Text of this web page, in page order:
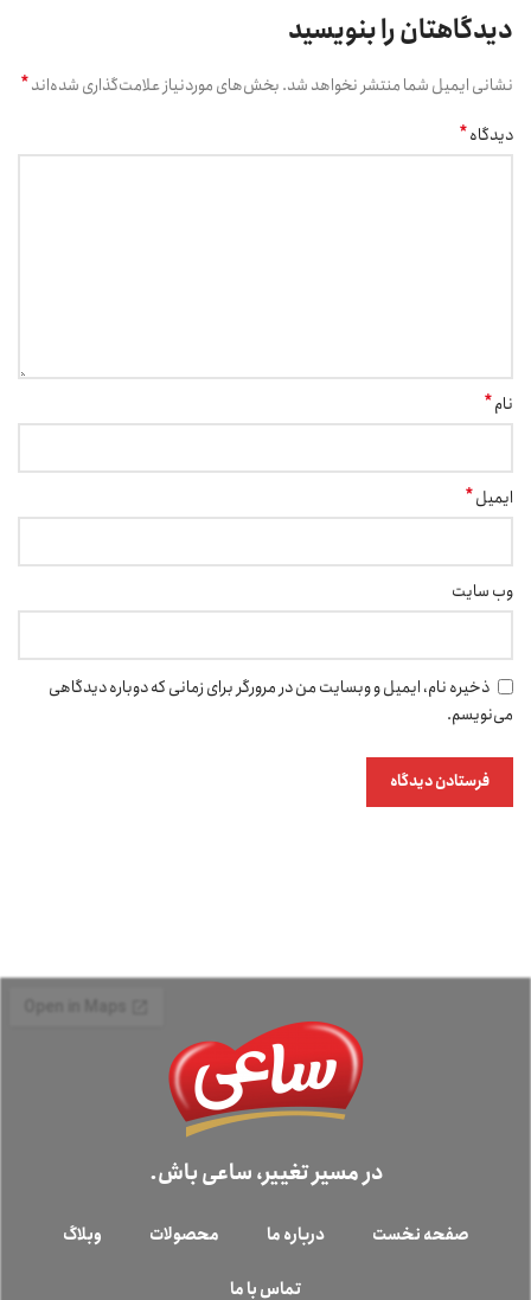
دیدگاهتان را بنویسید
نشانی ایمیل شما منتشر نخواهد شد.بخش‌های موردنیاز علامت‌گذاری شده‌اند*
دیدگاه*
نام*
ایمیل*
وب‌ سایت
ذخیره نام، ایمیل و وبسایت من در مرورگر برای زمانی که دوباره دیدگاهی
می‌نویسم.
در مسیر تغییر، ساعی باش.
صفحه نخست درباره ما محصولات وبلاگ
تماس با ما